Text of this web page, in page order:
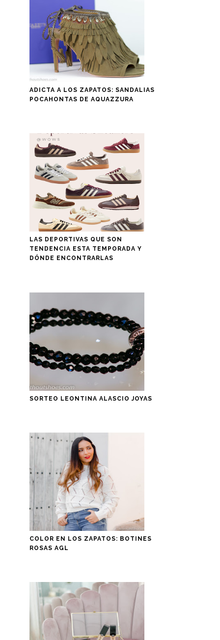
ADICTA A LOS ZAPATOS: SANDALIAS
POCAHONTAS DE AQUAZZURA
LAS DEPORTIVAS QUE SON
TENDENCIA ESTA TEMPORADA Y
DÓNDE ENCONTRARLAS
SORTEO LEONTINA ALASCIO JOYAS
COLOR EN LOS ZAPATOS: BOTINES
ROSAS AGL